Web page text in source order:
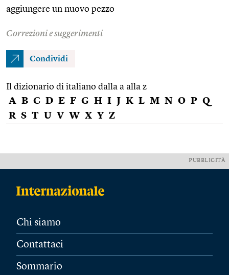
aggiungere un nuovo pezzo
Correzioni e suggerimenti
Condividi
Il dizionario di italiano dalla a alla z
A B C D E F G H I J K L M N O P Q
R S T U V W X Y Z
PUBBLICITÀ
Chi siamo
Contattaci
Sommario